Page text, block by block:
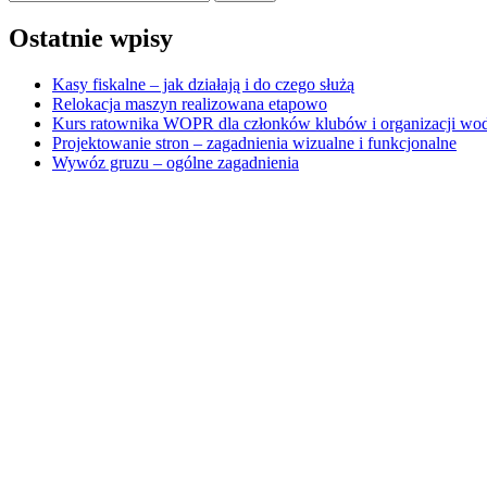
Ostatnie wpisy
Kasy fiskalne – jak działają i do czego służą
Relokacja maszyn realizowana etapowo
Kurs ratownika WOPR dla członków klubów i organizacji
Projektowanie stron – zagadnienia wizualne i funkcjonalne
Wywóz gruzu – ogólne zagadnienia